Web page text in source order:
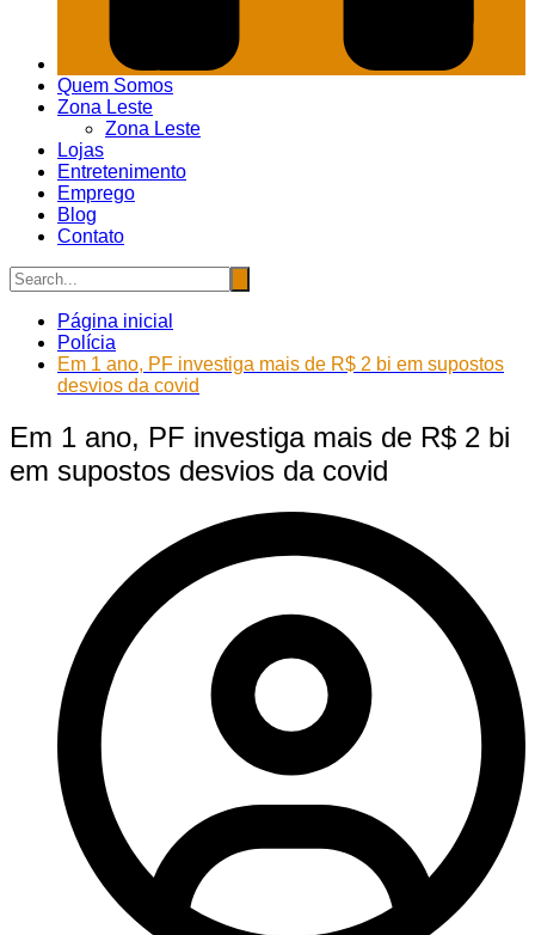
Quem Somos
Zona Leste
Zona Leste
Lojas
Entretenimento
Emprego
Blog
Contato
Página inicial
Polícia
Em 1 ano, PF investiga mais de R$ 2 bi em supostos
desvios da covid
Em 1 ano, PF investiga mais de R$ 2 bi
em supostos desvios da covid